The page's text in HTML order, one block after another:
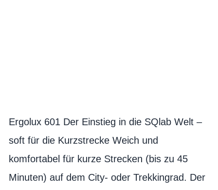
Ergolux 601 Der Einstieg in die SQlab Welt –
soft für die Kurzstrecke Weich und
komfortabel für kurze Strecken (bis zu 45
Minuten) auf dem City- oder Trekkingrad. Der